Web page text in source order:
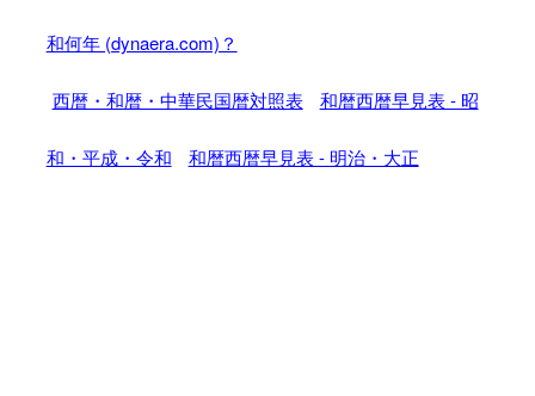
和何年 (dynaera.com)？
西暦・和暦・中華民国暦対照表 和暦西暦早見表 - 昭
和・平成・令和 和暦西暦早見表 - 明治・大正